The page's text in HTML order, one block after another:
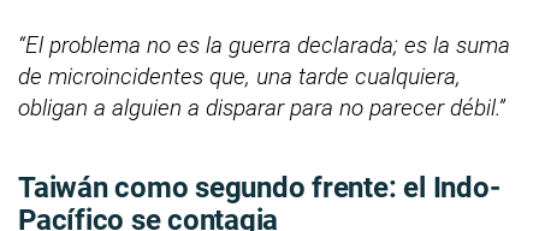
“El problema no es la guerra declarada; es la suma
de microincidentes que, una tarde cualquiera,
obligan a alguien a disparar para no parecer débil.”
Taiwán como segundo frente: el Indo-
Pacífico se contagia